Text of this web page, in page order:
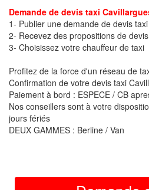
Demande de devis taxi
1- Publier une demande de devis
2- Recevez des propositions de
3- Choisissez votre chauffeur de taxi
Profitez de la force d'un réseau de
Confirmation de votre devis taxi
Paiement à bord : ESPECE / CB
Nos conseillers sont à votre
jours fériés
DEUX GAMMES : Berline / Van